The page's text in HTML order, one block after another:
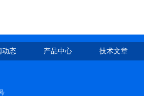
动态 产品中心 技术文章